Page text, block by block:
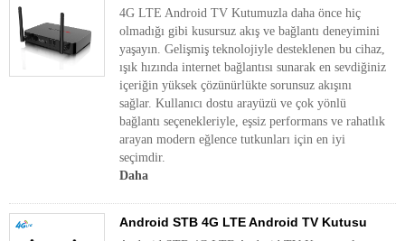
4G LTE Android TV Kutumuzla daha önce hiç
olmadığı gibi kusursuz akış ve bağlantı deneyimini
yaşayın. Gelişmiş teknolojiyle desteklenen bu cihaz,
ışık hızında internet bağlantısı sunarak en sevdiğiniz
içeriğin yüksek çözünürlükte sorunsuz akışını
sağlar. Kullanıcı dostu arayüzü ve çok yönlü
bağlantı seçenekleriyle, eşsiz performans ve rahatlık
arayan modern eğlence tutkunları için en iyi
seçimdir.
Daha
Android STB 4G LTE Android TV Kutusu